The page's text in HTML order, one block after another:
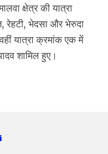
क्षेत्र की यात्रा
रेहटी, भेदसा और भेरुदा
यात्रा क्रमांक एक में
शामिल हुए।